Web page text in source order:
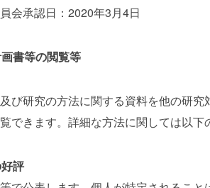
会承認日： 2020年3月4日
書等の閲覧等
び研究の方法に関する資料を他の研
できます。 詳細な方法に関しては以下
評